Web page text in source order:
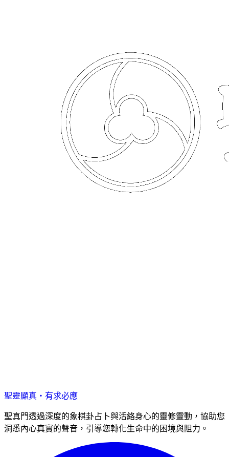
聖靈顯真・有求必應
聖真門透過深度的象棋卦占卜與活絡身心的靈修靈動，協助您
洞悉內心真實的聲音，引導您轉化生命中的困境與阻力。